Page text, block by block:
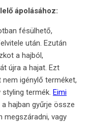
ápolásához:
fésülhető,
után. Ezután
a hajból,
újra a hajat. Ezt
igénylő terméket,
styling termék. Eimi
hajban gyűrje össze
megszáradni, vagy